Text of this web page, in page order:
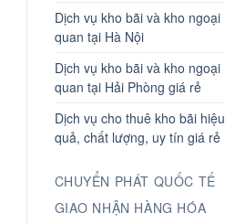
Dịch vụ kho bãi và kho ngoại
quan tại Hà Nội
Dịch vụ kho bãi và kho ngoại
quan tại Hải Phòng giá rẻ
Dịch vụ cho thuê kho bãi hiệu
quả, chất lượng, uy tín giá rẻ
CHUYỂN PHÁT QUỐC TẾ
GIAO NHẬN HÀNG HÓA